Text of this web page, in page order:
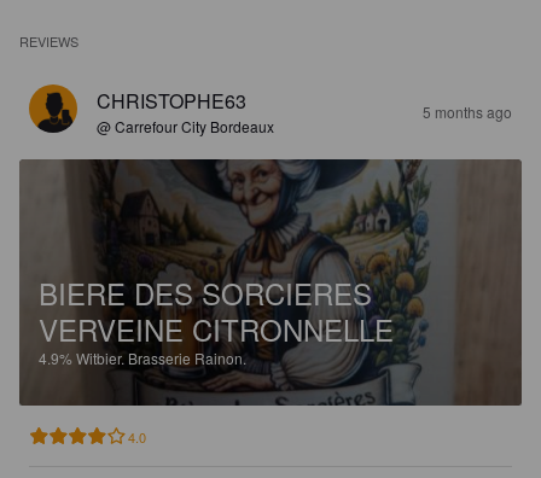
REVIEWS
CHRISTOPHE63
@ Carrefour City Bordeaux
5 months ago
BIERE DES SORCIERES
VERVEINE CITRONNELLE
4.9% Witbier. Brasserie Rainon.
4.0